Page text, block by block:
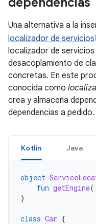
Una alternativa a la
localizador de servicios
localizador de
desacoplamiento de
concretas. En este
conocida como
crea y almacena
dependencias a pedido.
Kotlin Java
object
fun getEngine
}
class Car {